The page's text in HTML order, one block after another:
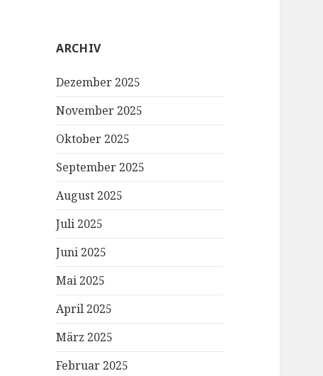
ARCHIV
Dezember 2025
November 2025
Oktober 2025
September 2025
August 2025
Juli 2025
Juni 2025
Mai 2025
April 2025
März 2025
Februar 2025